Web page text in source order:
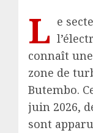
L e
connaît
zone de
Butembo.
juin 2026,
sont